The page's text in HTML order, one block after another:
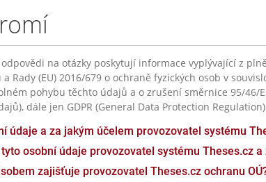
na otázky poskytují informace vyplývající z
Rady (EU) 2016/679 o ochraně fyzických osob v
pohybu těchto údajů a o zrušení směrnice 95/46/
dále jen GDPR (General Data Protection
údaje a za jakým účelem provozovatel systému
osobní údaje provozovatel systému Theses.cz
zajišťuje provozovatel Theses.cz ochranu